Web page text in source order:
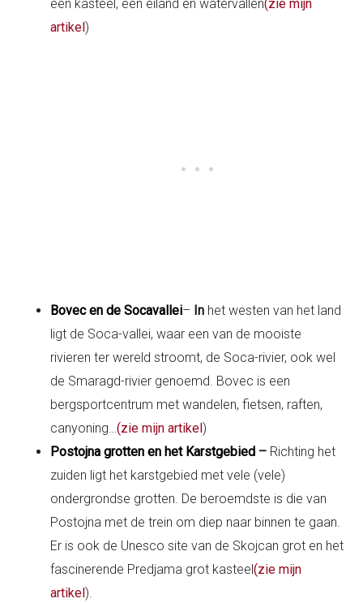
een kasteel, een eiland en watervallen(zie mijn
artikel)
Bovec en de Socavallei– In het westen van het land
ligt de Soca-vallei, waar een van de mooiste
rivieren ter wereld stroomt, de Soca-rivier, ook wel
de Smaragd-rivier genoemd. Bovec is een
bergsportcentrum met wandelen, fietsen, raften,
canyoning…(zie mijn artikel)
Postojna grotten en het Karstgebied – Richting het
zuiden ligt het karstgebied met vele (vele)
ondergrondse grotten. De beroemdste is die van
Postojna met de trein om diep naar binnen te gaan.
Er is ook de Unesco site van de Skojcan grot en het
fascinerende Predjama grot kasteel(zie mijn
artikel).